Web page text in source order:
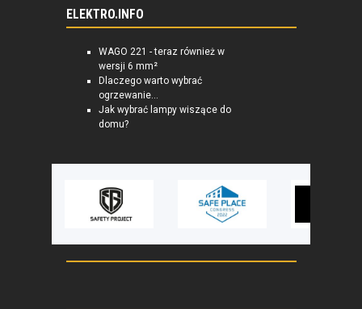
ELEKTRO.INFO
WAGO 221 - teraz również w
wersji 6 mm²
Dlaczego warto wybrać
ogrzewanie...
Jak wybrać lampy wiszące do
domu?